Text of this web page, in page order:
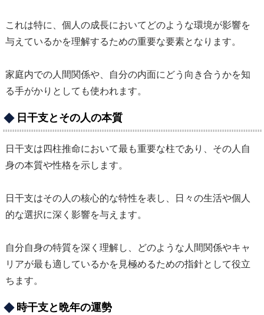
これは特に、個人の成長においてどのような環境が影響を
与えているかを理解するための重要な要素となります。
家庭内での人間関係や、自分の内面にどう向き合うかを知
る手がかりとしても使われます。
日干支とその人の本質
日干支は四柱推命において最も重要な柱であり、その人自
身の本質や性格を示します。
日干支はその人の核心的な特性を表し、日々の生活や個人
的な選択に深く影響を与えます。
自分自身の特質を深く理解し、どのような人間関係やキャ
リアが最も適しているかを見極めるための指針として役立
ちます。
時干支と晩年の運勢